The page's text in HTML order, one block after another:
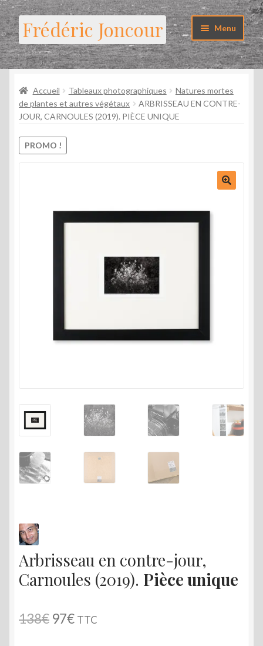
Aller
à
la
navigation
Aller
au
contenu
Frédéric Joncour Menu
Galerie photo
Ouvrir
le
enfant
Photographies encadrées
Ouvrir
le
Stages
Labo
Accueil Tableaux photographiques
Natures mortes
de plantes et autres végétaux
ARBRISSEAU EN CONTRE-
JOUR, CARNOULES (2019). PIÈCE UNIQUE
PROMO !
Arbrisseau en contre-jour,
Carnoules (2019). Pièce unique
138€ Le
97€Le
TTC